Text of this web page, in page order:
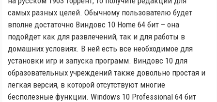
самых разных целей. Обычному пользователю будет
вполне достаточно Виндовс 10 Home 64 бит – она
подойдет как для развлечений, так и для работы в
домашних условиях. В ней есть все необходимое для
установки игр и запуска программ. Виндовс 10 для
образовательных учреждений также довольно простая и
легкая версия, в которой отсутствуют многие
бесполезные функции. Windows 10 Professional 64 бит